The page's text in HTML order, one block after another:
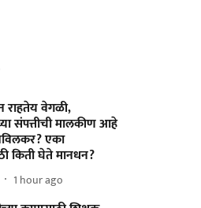
राहतेय वेगळी,
संपत्तीची मालकीण आहे
एका
किती घेते मानधन?
1 hour ago